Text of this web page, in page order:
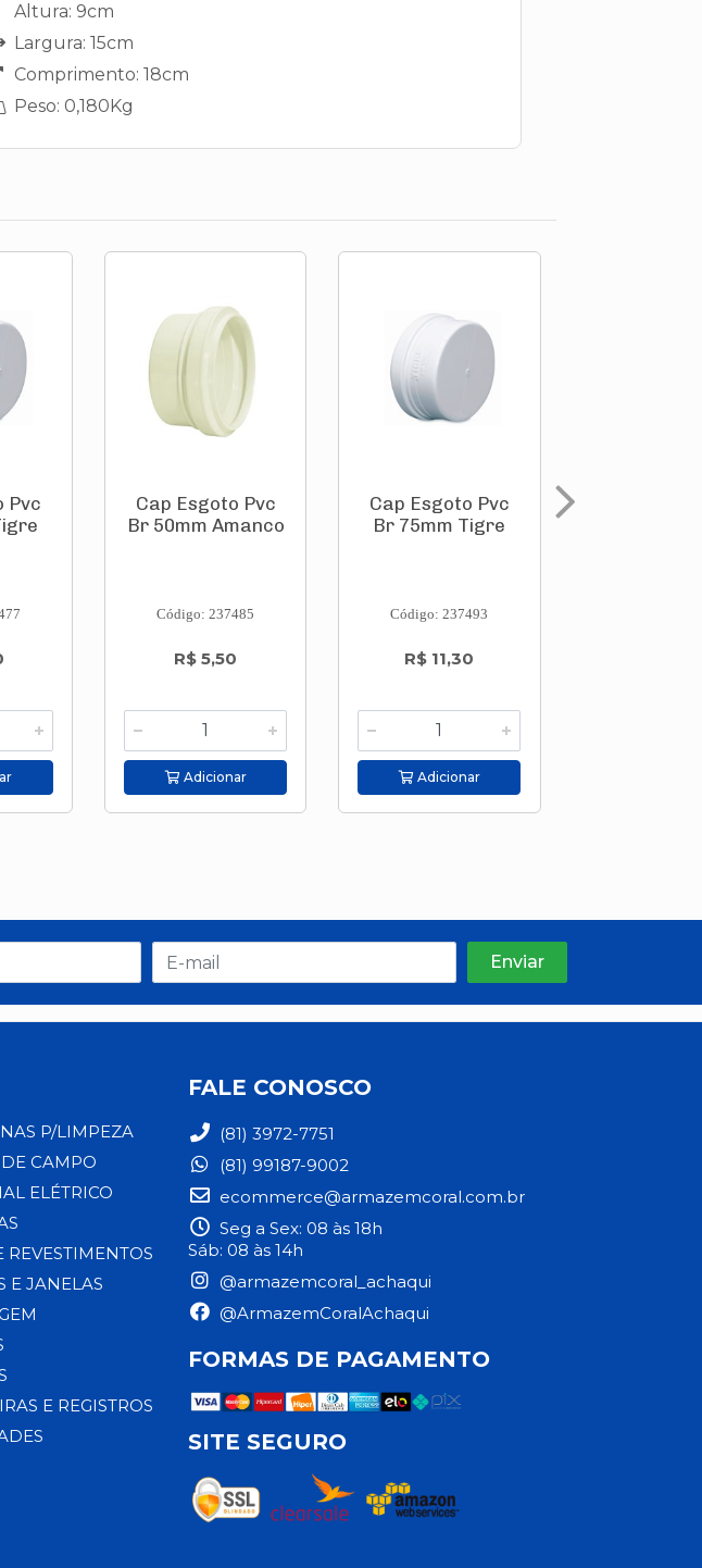
Altura: 9cm
Largura: 15cm
Comprimento: 18cm
Peso: 0,180Kg
Pvc
Cap Esgoto Pvc
Br 50mm Amanco
Código: 237485
R$ 5,50
Adicionar
Cap Esgoto Pvc
Br 75mm Tigre
Código: 237493
R$ 11,30
Adicionar
P/LIMPEZA
CAMPO
ELÉTRICO
REVESTIMENTOS
E JANELAS
E REGISTROS
FALE CONOSCO
(81) 3972-7751
(81) 99187-9002
ecommerce@armazemcoral.com.br
Seg a Sex: 08 às 18h
Sáb: 08 às 14h
@armazemcoral_achaqui
@ArmazemCoralAchaqui
FORMAS DE PAGAMENTO
SITE SEGURO